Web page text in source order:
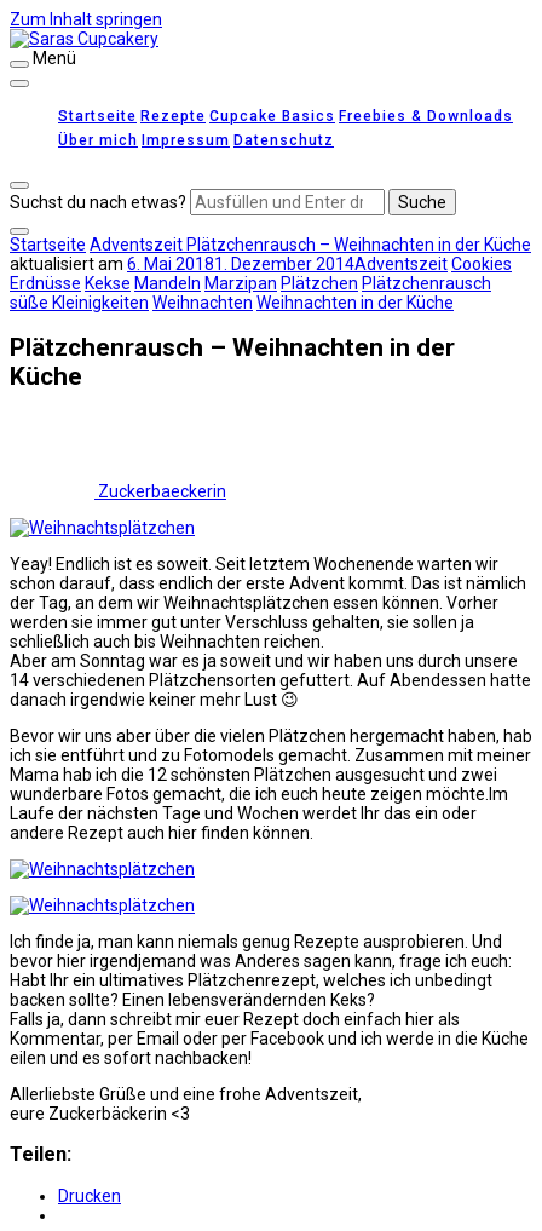
Zum Inhalt springen
Menü
Startseite Rezepte Cupcake Basics Freebies & Downloads
Über mich Impressum Datenschutz
Suchst du nach etwas?
Startseite Adventszeit Plätzchenrausch – Weihnachten in der Küche
aktualisiert am 6. Mai 20181. Dezember 2014AdventszeitCookies
Erdnüsse Kekse Mandeln Marzipan Plätzchen Plätzchenrausch
süße Kleinigkeiten Weihnachten Weihnachten in der Küche
Plätzchenrausch – Weihnachten in der
Küche
Zuckerbaeckerin
Yeay! Endlich ist es soweit. Seit letztem Wochenende warten wir
schon darauf, dass endlich der erste Advent kommt. Das ist nämlich
der Tag, an dem wir Weihnachtsplätzchen essen können. Vorher
werden sie immer gut unter Verschluss gehalten, sie sollen ja
schließlich auch bis Weihnachten reichen.
Aber am Sonntag war es ja soweit und wir haben uns durch unsere
14 verschiedenen Plätzchensorten gefuttert. Auf Abendessen hatte
danach irgendwie keiner mehr Lust 😉
Bevor wir uns aber über die vielen Plätzchen hergemacht haben, hab
ich sie entführt und zu Fotomodels gemacht. Zusammen mit meiner
Mama hab ich die 12 schönsten Plätzchen ausgesucht und zwei
wunderbare Fotos gemacht, die ich euch heute zeigen möchte.Im
Laufe der nächsten Tage und Wochen werdet Ihr das ein oder
andere Rezept auch hier finden können.
Ich finde ja, man kann niemals genug Rezepte ausprobieren. Und
bevor hier irgendjemand was Anderes sagen kann, frage ich euch:
Habt Ihr ein ultimatives Plätzchenrezept, welches ich unbedingt
backen sollte? Einen lebensverändernden Keks?
Falls ja, dann schreibt mir euer Rezept doch einfach hier als
Kommentar, per Email oder per Facebook und ich werde in die Küche
eilen und es sofort nachbacken!
Allerliebste Grüße und eine frohe Adventszeit,
eure Zuckerbäckerin <3
Teilen:
Drucken